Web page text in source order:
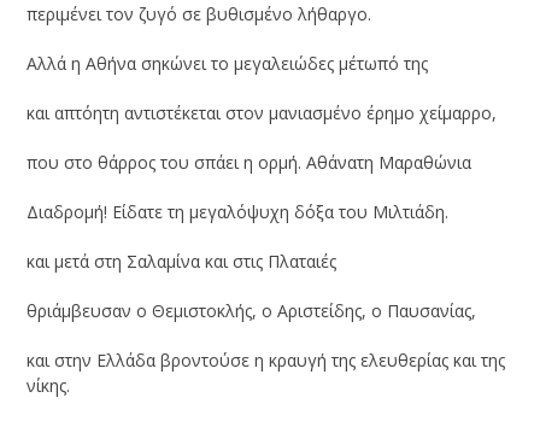
περιμένει τον ζυγό σε βυθισμένο λήθαργο.
Αλλά η Αθήνα σηκώνει το μεγαλειώδες μέτωπό της
και απτόητη αντιστέκεται στον μανιασμένο έρημο χείμαρρο,
που στο θάρρος του σπάει η ορμή. Αθάνατη Μαραθώνια
Διαδρομή! Είδατε τη μεγαλόψυχη δόξα του Μιλτιάδη.
και μετά στη Σαλαμίνα και στις Πλαταιές
θριάμβευσαν ο Θεμιστοκλής, ο Αριστείδης, ο Παυσανίας,
και στην Ελλάδα βροντούσε η κραυγή της ελευθερίας και της
νίκης.